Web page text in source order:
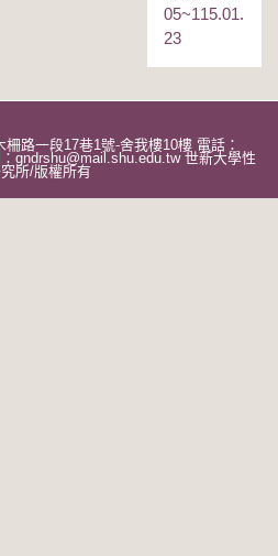
05~115.01.
23
路一段17巷1號-舍我樓10樓 電話：
gndrshu@mail.shu.edu.tw 世新大學性
所/版權所有